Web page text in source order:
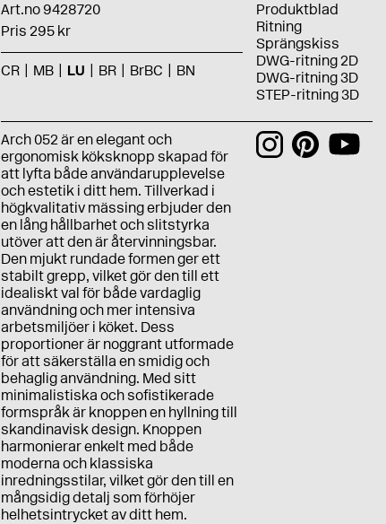
Art.no 9428720
Pris 295 kr
CR MB LU BR BrBC BN
Produktblad
Ritning
Sprängskiss
DWG-ritning 2D
DWG-ritning 3D
STEP-ritning 3D
Arch 052 är en elegant och
ergonomisk köksknopp skapad för
att lyfta både användarupplevelse
och estetik i ditt hem. Tillverkad i
högkvalitativ mässing erbjuder den
en lång hållbarhet och slitstyrka
utöver att den är återvinningsbar.
Den mjukt rundade formen ger ett
stabilt grepp, vilket gör den till ett
idealiskt val för både vardaglig
användning och mer intensiva
arbetsmiljöer i köket. Dess
proportioner är noggrant utformade
för att säkerställa en smidig och
behaglig användning. Med sitt
minimalistiska och sofistikerade
formspråk är knoppen en hyllning till
skandinavisk design. Knoppen
harmonierar enkelt med både
moderna och klassiska
inredningsstilar, vilket gör den till en
mångsidig detalj som förhöjer
helhetsintrycket av ditt hem.